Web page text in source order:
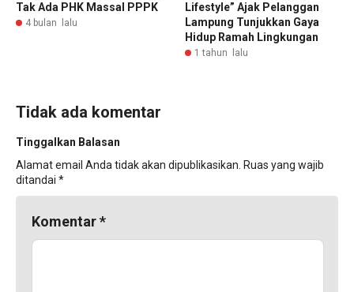
Tak Ada PHK Massal PPPK
4 bulan lalu
Lifestyle” Ajak Pelanggan
Lampung Tunjukkan Gaya
Hidup Ramah Lingkungan
1 tahun lalu
Tidak ada komentar
Tinggalkan Balasan
Alamat email Anda tidak akan dipublikasikan. Ruas yang wajib
ditandai *
Komentar*